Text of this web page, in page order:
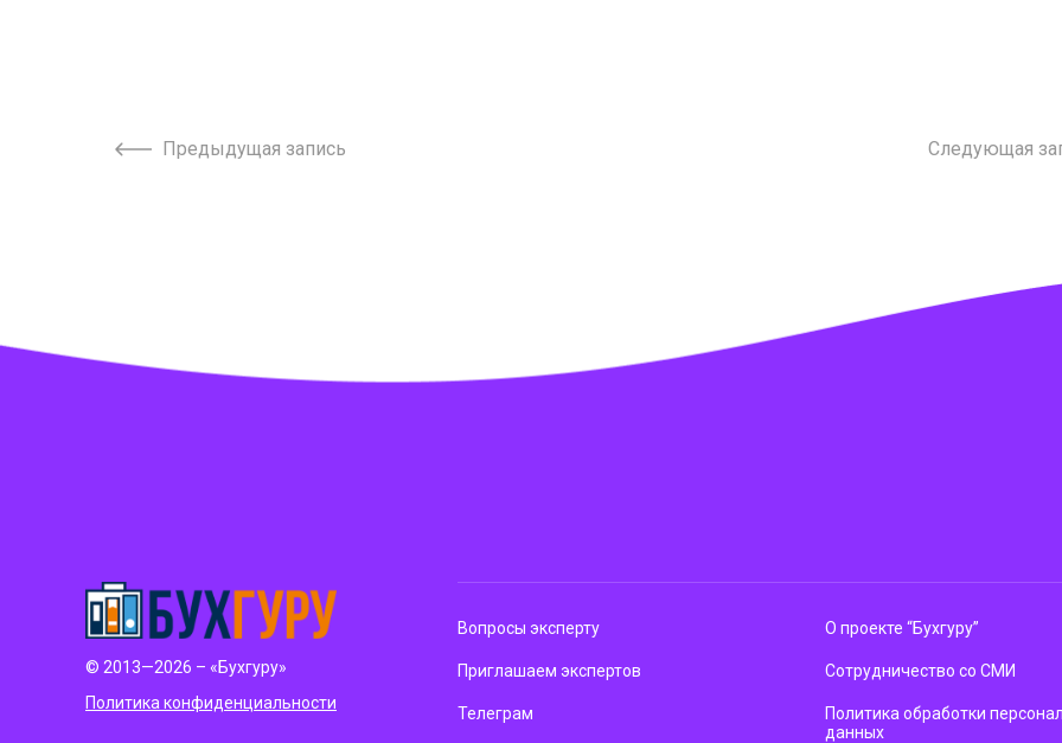
Предыдущая запись Следующая
© 2013—2026 – «Бухгуру»
Политика конфиденциальности
Вопросы эксперту
Приглашаем экспертов
Телеграм
О проекте “Бухгуру”
Сотрудничество со СМИ
Политика обработки
данных